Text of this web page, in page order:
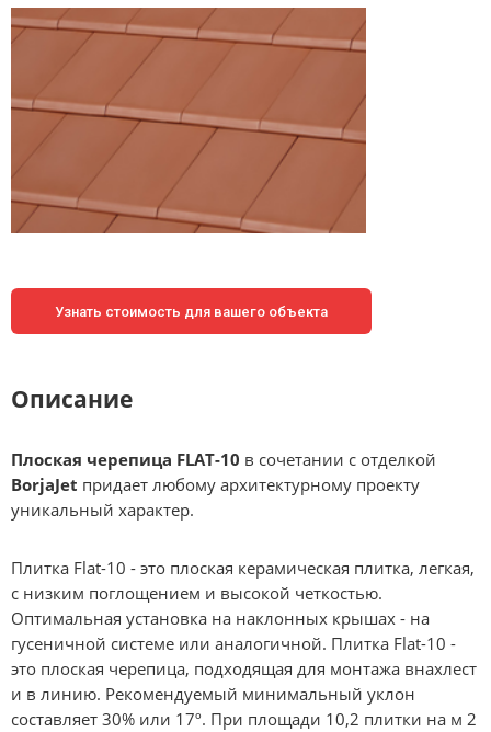
Узнать стоимость для вашего объекта
Описание
Плоская черепица FLAT-10 в сочетании с отделкой
BorjaJet придает любому архитектурному проекту
уникальный характер.
Плитка Flat-10 - это плоская керамическая плитка, легкая,
с низким поглощением и высокой четкостью.
Оптимальная установка на наклонных крышах - на
гусеничной системе или аналогичной. Плитка Flat-10 -
это плоская черепица, подходящая для монтажа внахлест
и в линию. Рекомендуемый минимальный уклон
составляет 30% или 17º. При площади 10,2 плитки на м 2